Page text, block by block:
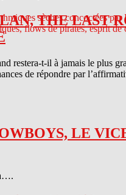
THE LAST
restera-t-il à jamais le plus
de répondre par
LE